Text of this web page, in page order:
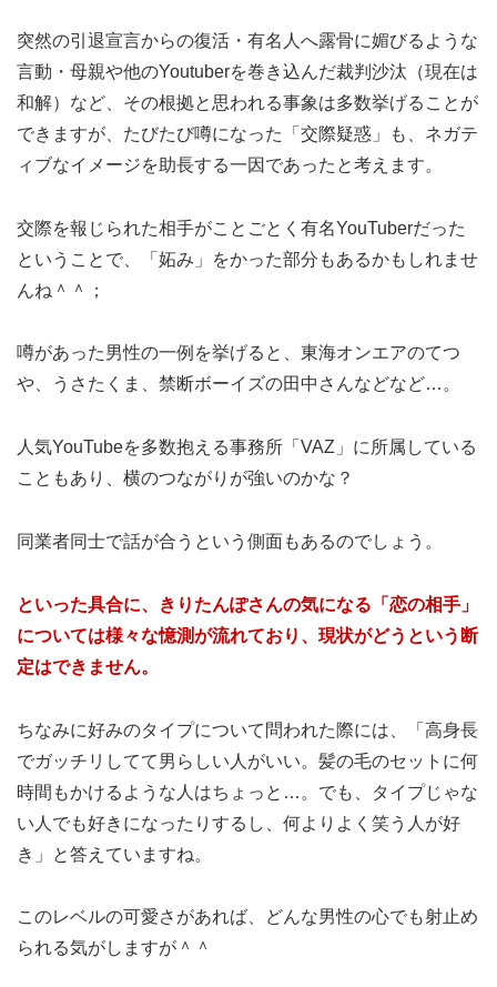
突然の引退宣言からの復活・有名人へ露骨に媚びるような
言動・母親や他のYoutuberを巻き込んだ裁判沙汰（現在は
和解）など、その根拠と思われる事象は多数挙げることが
できますが、たびたび噂になった「交際疑惑」も、ネガテ
ィブなイメージを助長する一因であったと考えます。
交際を報じられた相手がことごとく有名YouTuberだった
ということで、「妬み」をかった部分もあるかもしれませ
んね＾＾；
噂があった男性の一例を挙げると、東海オンエアのてつ
や、うさたくま、禁断ボーイズの田中さんなどなど…。
人気YouTubeを多数抱える事務所「VAZ」に所属している
こともあり、横のつながりが強いのかな？
同業者同士で話が合うという側面もあるのでしょう。
といった具合に、きりたんぽさんの気になる「恋の相手」
については様々な憶測が流れており、現状がどうという断
定はできません。
ちなみに好みのタイプについて問われた際には、「高身長
でガッチリしてて男らしい人がいい。髪の毛のセットに何
時間もかけるような人はちょっと…。でも、タイプじゃな
い人でも好きになったりするし、何よりよく笑う人が好
き」と答えていますね。
このレベルの可愛さがあれば、どんな男性の心でも射止め
られる気がしますが＾＾